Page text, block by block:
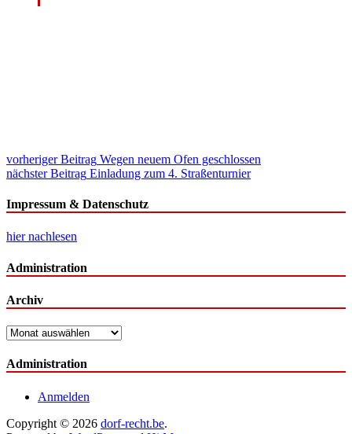
Beitragsnavigation
vorheriger Beitrag Wegen neuem Ofen geschlossen
nächster Beitrag Einladung zum 4. Straßenturnier
Impressum & Datenschutz
hier nachlesen
Administration
Archiv
Archiv
Administration
Anmelden
Copyright © 2026 dorf-recht.be.